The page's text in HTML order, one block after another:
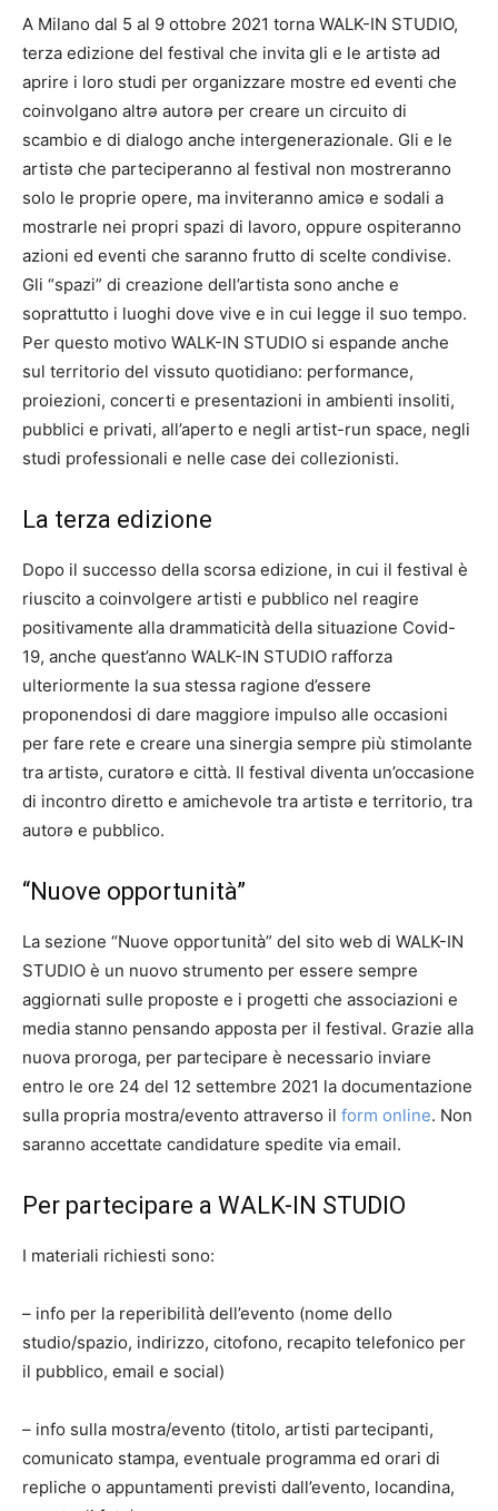
A Milano dal 5 al 9 ottobre 2021 torna WALK-IN STUDIO,
terza edizione del festival che invita gli e le artistə ad
aprire i loro studi per organizzare mostre ed eventi che
coinvolgano altrə autorə per creare un circuito di
scambio e di dialogo anche intergenerazionale. Gli e le
artistə che parteciperanno al festival non mostreranno
solo le proprie opere, ma inviteranno amicə e sodali a
mostrarle nei propri spazi di lavoro, oppure ospiteranno
azioni ed eventi che saranno frutto di scelte condivise.
Gli “spazi” di creazione dell’artista sono anche e
soprattutto i luoghi dove vive e in cui legge il suo tempo.
Per questo motivo WALK-IN STUDIO si espande anche
sul territorio del vissuto quotidiano: performance,
proiezioni, concerti e presentazioni in ambienti insoliti,
pubblici e privati, all’aperto e negli artist-run space, negli
studi professionali e nelle case dei collezionisti.
La terza edizione
Dopo il successo della scorsa edizione, in cui il festival è
riuscito a coinvolgere artisti e pubblico nel reagire
positivamente alla drammaticità della situazione Covid-
19, anche quest’anno WALK-IN STUDIO rafforza
ulteriormente la sua stessa ragione d’essere
proponendosi di dare maggiore impulso alle occasioni
per fare rete e creare una sinergia sempre più stimolante
tra artistə, curatorə e città. Il festival diventa un’occasione
di incontro diretto e amichevole tra artistə e territorio, tra
autorə e pubblico.
“Nuove opportunità”
La sezione “Nuove opportunità” del sito web di WALK-IN
STUDIO è un nuovo strumento per essere sempre
aggiornati sulle proposte e i progetti che associazioni e
media stanno pensando apposta per il festival. Grazie alla
nuova proroga, per partecipare è necessario inviare
entro le ore 24 del 12 settembre 2021 la documentazione
sulla propria mostra/evento attraverso il form online. Non
saranno accettate candidature spedite via email.
Per partecipare a WALK-IN STUDIO
I materiali richiesti sono:
– info per la reperibilità dell’evento (nome dello
studio/spazio, indirizzo, citofono, recapito telefonico per
il pubblico, email e social)
– info sulla mostra/evento (titolo, artisti partecipanti,
comunicato stampa, eventuale programma ed orari di
repliche o appuntamenti previsti dall’evento, locandina,